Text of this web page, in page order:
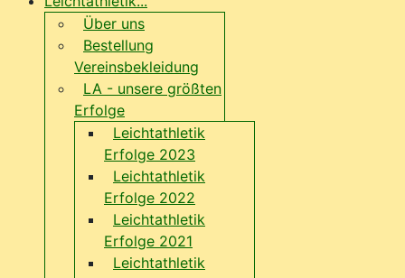
Über uns
Bestellung
Vereinsbekleidung
LA - unsere größten
Erfolge
Leichtathletik
Erfolge 2023
Leichtathletik
Erfolge 2022
Leichtathletik
Erfolge 2021
Leichtathletik